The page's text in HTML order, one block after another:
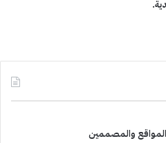
والمصممين